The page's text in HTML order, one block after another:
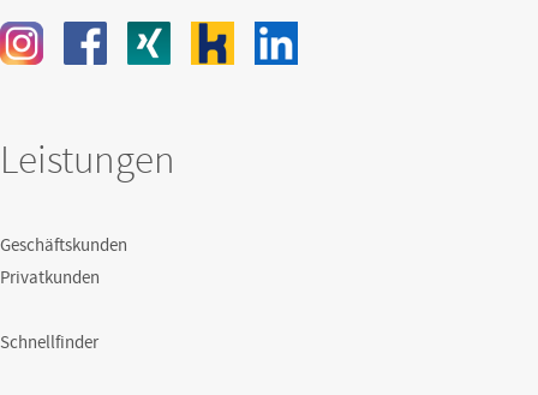
Leistungen
Geschäftskunden
Privatkunden
Schnellfinder